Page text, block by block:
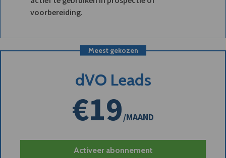
voorbereiding.
Meest gekozen
dVO Leads
€19/MAAND
Activeer abonnement